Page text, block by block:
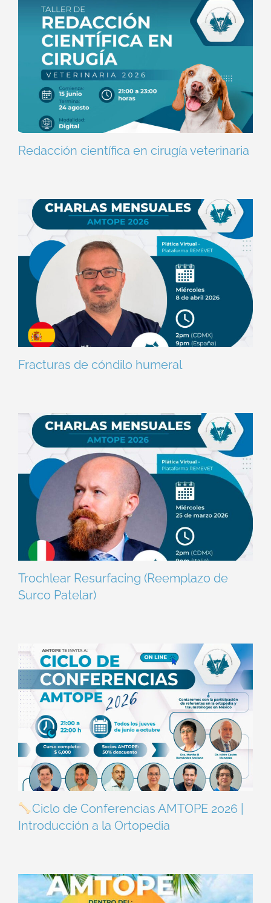
Redacción científica en cirugía veterinaria
Fracturas de cóndilo humeral
Trochlear Resurfacing (Reemplazo de
Surco Patelar)
Ciclo de Conferencias AMTOPE 2026 |
Introducción a la Ortopedia